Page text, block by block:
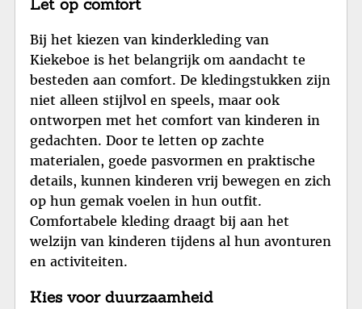
Let op comfort
Bij het kiezen van kinderkleding van
Kiekeboe is het belangrijk om aandacht te
besteden aan comfort. De kledingstukken zijn
niet alleen stijlvol en speels, maar ook
ontworpen met het comfort van kinderen in
gedachten. Door te letten op zachte
materialen, goede pasvormen en praktische
details, kunnen kinderen vrij bewegen en zich
op hun gemak voelen in hun outfit.
Comfortabele kleding draagt bij aan het
welzijn van kinderen tijdens al hun avonturen
en activiteiten.
Kies voor duurzaamheid